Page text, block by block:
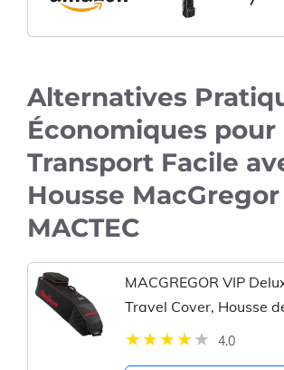
Alternatives
Économiques pour
Transport Facile
Housse MacGregor
MACTEC
MACGREGOR VIP
Travel Cover, Housse
Golf à roulettes
4.0